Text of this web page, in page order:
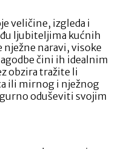
veličine, izgleda i
ljubiteljima kućnih
naravi, visoke
čini ih idealnim
obzira tražite li
ili mirnog i nježnog
oduševiti svojim